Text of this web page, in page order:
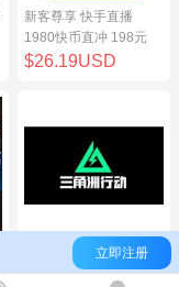
新客尊享 快手直播
1980快币直冲 198元
$26.19USD
三角洲行动（腾讯国
服）
立即注册